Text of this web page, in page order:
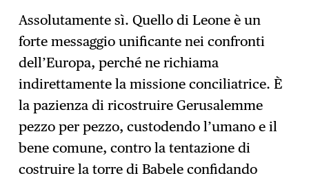
Assolutamente sì. Quello di Leone è un
forte messaggio unificante nei confronti
dell’Europa, perché ne richiama
indirettamente la missione conciliatrice. È
la pazienza di ricostruire Gerusalemme
pezzo per pezzo, custodendo l’umano e il
bene comune, contro la tentazione di
costruire la torre di Babele confidando